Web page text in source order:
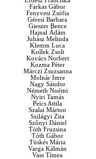
Farkas Gábor
Fenyvesi Zsófia
Géresi Barbara
Gieszer Bence
Hajnal Ádám
Juhász Melinda
Klemm Luca
Kollek Zsolt
Kovács Norbert
Kozma Péter
Márczi Zsuzsanna
Molnár Imre
Nagy Sándor
Németh Noémi
Nyiri Tamás
Peics Attila
Szalai Márton
Szilágyi Zita
Szőnyi Dániel
Tóth Fruzsina
Tóth Gábor
Tüskés Mária
Varga Kálmán
Vass Tímea